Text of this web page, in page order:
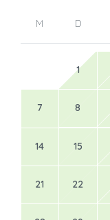
M D
1
7 8
14 15
21 22